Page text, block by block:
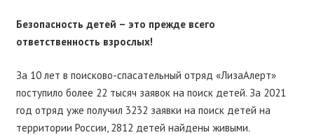
Безопасность детей – это прежде всего
ответственность взрослых!
За 10 лет в поисково-спасательный отряд «ЛизаАлерт»
поступило более 22 тысяч заявок на поиск детей. За 2021
год отряд уже получил 3232 заявки на поиск детей на
территории России, 2812 детей найдены живыми.